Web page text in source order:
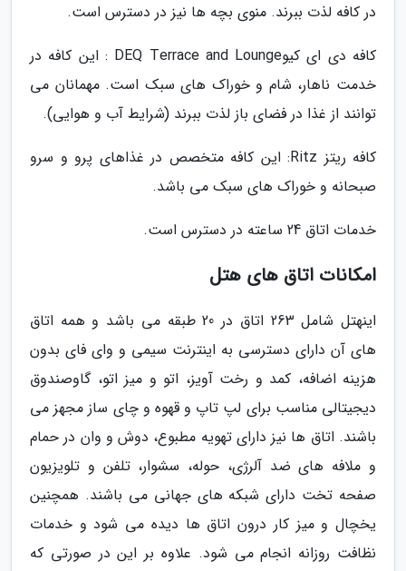
در کافه لذت ببرند. منوی بچه ها نیز در دسترس است.
کافه دی ای کیوDEQ Terrace and Lounge : این کافه در
خدمت ناهار، شام و خوراک های سبک است. مهمانان می
توانند از غذا در فضای باز لذت ببرند (شرایط آب و هوایی).
کافه ریتز Ritz: این کافه متخصص در غذاهای پرو و سرو
صبحانه و خوراک های سبک می باشد.
خدمات اتاق 24 ساعته در دسترس است.
امکانات اتاق های هتل
اینهتل شامل 263 اتاق در 20 طبقه می باشد و همه اتاق
های آن دارای دسترسی به اینترنت سیمی و وای فای بدون
هزینه اضافه، کمد و رخت آویز، اتو و میز اتو، گاوصندوق
دیجیتالی مناسب برای لپ تاپ و قهوه و چای ساز مجهز می
باشند. اتاق ها نیز دارای تهویه مطبوع، دوش و وان در حمام
و ملافه های ضد آلرژی، حوله، سشوار، تلفن و تلویزیون
صفحه تخت دارای شبکه های جهانی می باشند. همچنین
یخچال و میز کار درون اتاق ها دیده می شود و خدمات
نظافت روزانه انجام می شود. علاوه بر این در صورتی که